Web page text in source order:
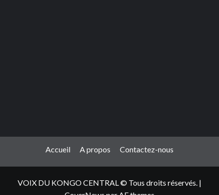
Accueil A propos Contactez-nous
VOIX DU KONGO CENTRAL © Tous droits réservés. |